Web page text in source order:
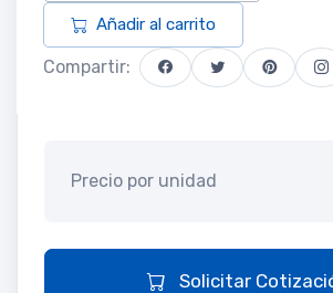
Añadir al carrito
Compartir:
Precio por unidad
Solicitar